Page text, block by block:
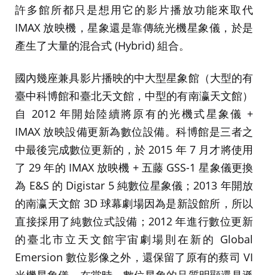
許多館所都只是想用它的影片播放功能來取代
IMAX 放映機，星象還是靠傳統光機星象儀，於是
產生了大量的混合式 (Hybrid) 組合。
國內幾座兼具影片播映的中大型星象館（大型的有
臺中科博館和臺北天文館，中型的有南瀛天文館）
自 2012 年開始陸續將原有的光機式星象儀 +
IMAX 放映設備更新為數位設備。科博館是三者之
中最後完成數位更新的，於 2015 年 7 月才將使用
了 29 年的 IMAX 放映機 + 五藤 GSS-1 星象儀更換
為 E&S 的 Digistar 5 純數位星象儀；2013 年開放
的南瀛天文館 3D 球幕劇場因為是新設館所，所以
直接採用了純數位式設備；2012 年進行數位更新
的臺北市立天文館宇宙劇場則在新的 Global
Emersion 數位影像之外，還保留了原有的蔡司 VI